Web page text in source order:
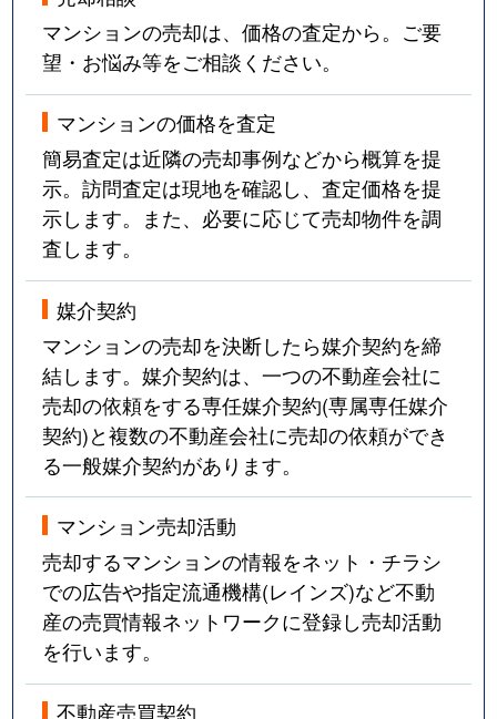
マンションの売却は、価格の査定から。ご要
望・お悩み等をご相談ください。
マンションの価格を査定
簡易査定は近隣の売却事例などから概算を提
示。訪問査定は現地を確認し、査定価格を提
示します。また、必要に応じて売却物件を調
査します。
媒介契約
マンションの売却を決断したら媒介契約を締
結します。媒介契約は、一つの不動産会社に
売却の依頼をする専任媒介契約(専属専任媒介
契約)と複数の不動産会社に売却の依頼ができ
る一般媒介契約があります。
マンション売却活動
売却するマンションの情報をネット・チラシ
での広告や指定流通機構(レインズ)など不動
産の売買情報ネットワークに登録し売却活動
を行います。
不動産売買契約